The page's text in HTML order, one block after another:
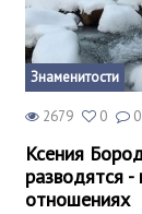
Знаменитости
2679 0 0
Ксения
разводятся -
отношениях